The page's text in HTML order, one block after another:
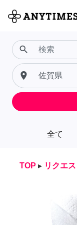
全て
search
place
TOP ▸ リクエス